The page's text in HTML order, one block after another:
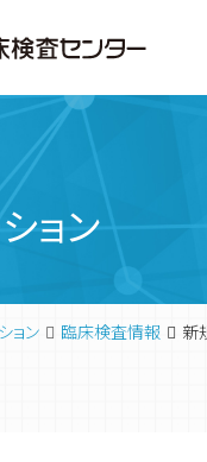
査
拶
ョン
ョン 臨床検査情報 新